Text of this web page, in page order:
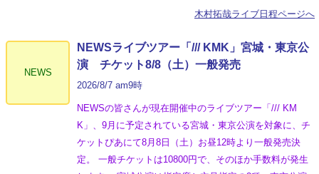
木村拓哉ライブ日程ページへ
NEWS
NEWSライブツアー「/// KMK」宮城・東京公
演 チケット8/8（土）一般発売
2026/8/7 am9時
NEWSの皆さんが現在開催中のライブツアー「/// KM
K」、9月に予定されている宮城・東京公演を対象に、チ
ケットぴあにて8月8日（土）お昼12時より一般発売決
定。 一般チケットは10800円で、そのほか手数料が発生